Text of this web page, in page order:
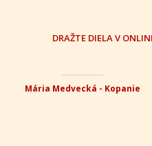
DRAŽTE DIELA V
Mária Medvecká - Kopanie